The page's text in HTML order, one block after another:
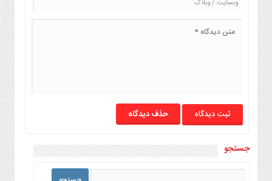
حذف دیدگاه
جستجو